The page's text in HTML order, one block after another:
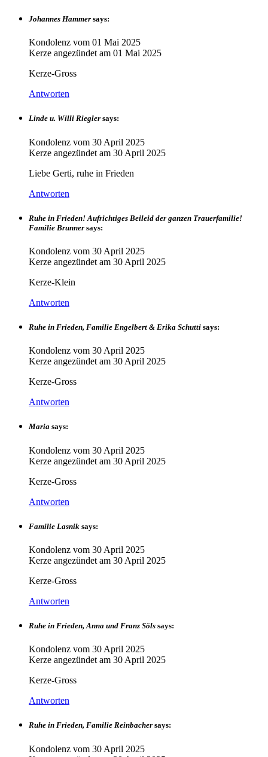
Johannes Hammer says:
Kondolenz vom 01 Mai 2025
Kerze angezündet am 01 Mai 2025
Kerze-Gross
Antworten
Linde u. Willi Riegler says:
Kondolenz vom 30 April 2025
Kerze angezündet am 30 April 2025
Liebe Gerti, ruhe in Frieden
Antworten
Ruhe in Frieden! Aufrichtiges Beileid der ganzen Trauerfamilie!
Familie Brunner says:
Kondolenz vom 30 April 2025
Kerze angezündet am 30 April 2025
Kerze-Klein
Antworten
Ruhe in Frieden, Familie Engelbert & Erika Schutti says:
Kondolenz vom 30 April 2025
Kerze angezündet am 30 April 2025
Kerze-Gross
Antworten
Maria says:
Kondolenz vom 30 April 2025
Kerze angezündet am 30 April 2025
Kerze-Gross
Antworten
Familie Lasnik says:
Kondolenz vom 30 April 2025
Kerze angezündet am 30 April 2025
Kerze-Gross
Antworten
Ruhe in Frieden, Anna und Franz Söls says:
Kondolenz vom 30 April 2025
Kerze angezündet am 30 April 2025
Kerze-Gross
Antworten
Ruhe in Frieden, Familie Reinbacher says:
Kondolenz vom 30 April 2025